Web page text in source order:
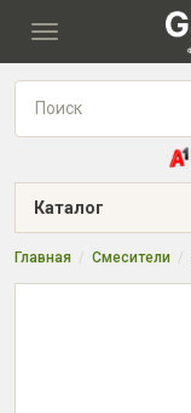
Toggle
Каталог
Главная Смесители